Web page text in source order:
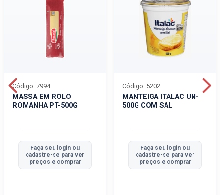
MASSA EM ROLO
ROMANHA PT-500G
Código: 7994
Faça seu login ou
cadastre-se para ver
preços e comprar
MANTEIGA ITALAC UN-
500G COM SAL
Código: 5202
Faça seu login ou
cadastre-se para ver
preços e comprar